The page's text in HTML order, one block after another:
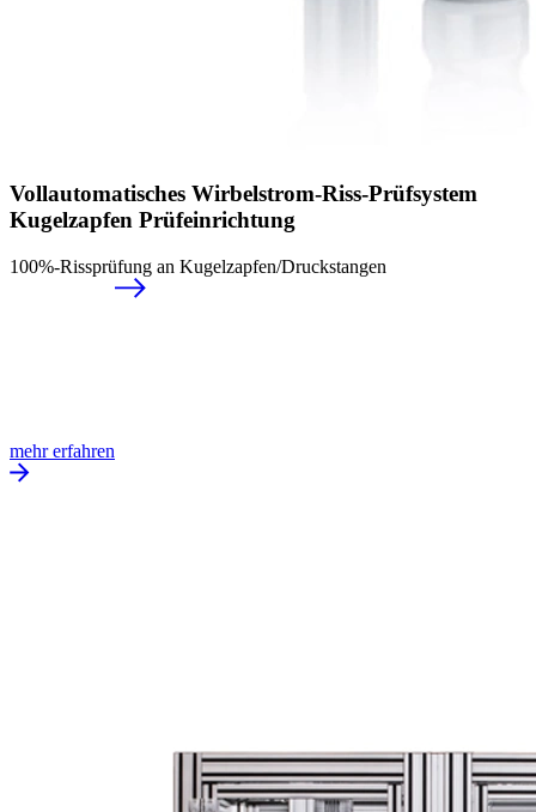
Vollautomatisches Wirbelstrom-Riss-Prüfsystem
Kugelzapfen Prüfeinrichtung
100%-Rissprüfung an Kugelzapfen/Druckstangen
mehr erfahren